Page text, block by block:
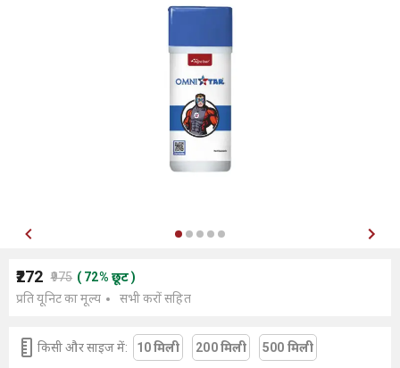
₹272 ₹975 ( 72% छूट)
प्रति यूनिट का मूल्य
सभी करों सहित
किसी और साइज में: 10 मिली 200 मिली 500 मिली